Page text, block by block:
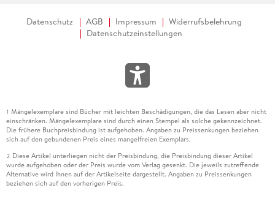
Datenschutz AGB Impressum
Widerrufsbelehrung
Datenschutzeinstellungen
1 Mängelexemplare sind Bücher mit leichten Beschädigungen, die das Lesen aber nicht
einschränken. Mängelexemplare sind durch einen Stempel als solche gekennzeichnet.
Die frühere Buchpreisbindung ist aufgehoben. Angaben zu Preissenkungen beziehen
sich auf den gebundenen Preis eines mangelfreien Exemplars.
2 Diese Artikel unterliegen nicht der Preisbindung, die Preisbindung dieser Artikel
wurde aufgehoben oder der Preis wurde vom Verlag gesenkt. Die jeweils zutreffende
Alternative wird Ihnen auf der Artikelseite dargestellt. Angaben zu Preissenkungen
beziehen sich auf den vorherigen Preis.